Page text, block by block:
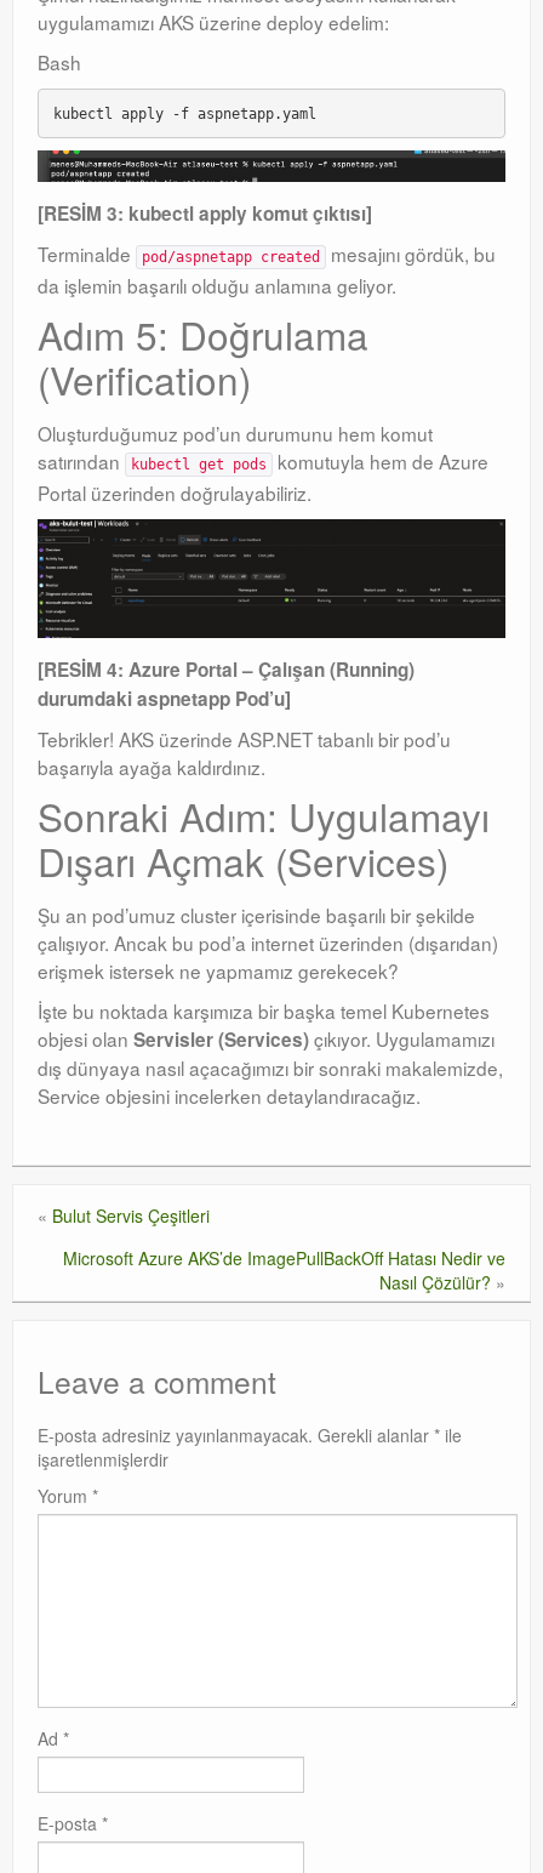
uygulamamızı AKS üzerine deploy edelim:
Bash
[RESİM 3: kubectl apply komut çıktısı]
Terminalde
pod/aspnetapp created
mesajını gördük, bu
da işlemin başarılı olduğu anlamına geliyor.
Adım 5: Doğrulama
(Verification)
Oluşturduğumuz pod’un durumunu hem komut
satırından
kubectl get pods
komutuyla hem de Azure
Portal üzerinden doğrulayabiliriz.
[RESİM 4: Azure Portal – Çalışan (Running)
durumdaki aspnetapp Pod’u]
Tebrikler! AKS üzerinde ASP.NET tabanlı bir pod’u
başarıyla ayağa kaldırdınız.
Sonraki Adım: Uygulamayı
Dışarı Açmak (Services)
Şu an pod’umuz cluster içerisinde başarılı bir şekilde
çalışıyor. Ancak bu pod’a internet üzerinden (dışarıdan)
erişmek istersek ne yapmamız gerekecek?
İşte bu noktada karşımıza bir başka temel Kubernetes
objesi olan Servisler (Services)çıkıyor. Uygulamamızı
dış dünyaya nasıl açacağımızı bir sonraki makalemizde,
Service objesini incelerken detaylandıracağız.
« Bulut Servis Çeşitleri
Microsoft Azure AKS’de ImagePullBackOff Hatası Nedir ve
Nasıl Çözülür? »
Leave a comment
E-posta adresiniz yayınlanmayacak. Gerekli alanlar * ile
işaretlenmişlerdir
Yorum *
Ad *
E-posta *